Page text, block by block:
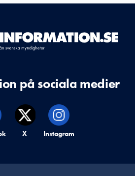
på sociala medier
på,
Krisinformation på,
X Krisinformation på,
Instagram